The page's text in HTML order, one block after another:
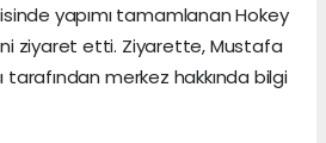
yapımı tamamlanan Hokey
ziyaret etti. Ziyarette, Mustafa
tarafından merkez hakkında bilgi